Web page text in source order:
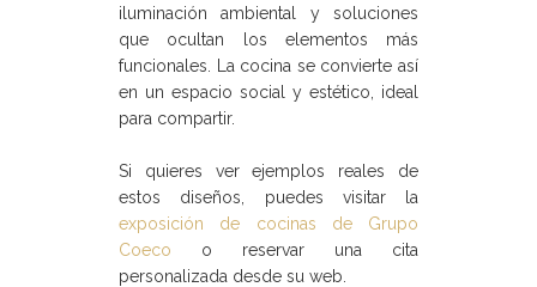
iluminación ambiental y soluciones
que ocultan los elementos más
funcionales. La cocina se convierte así
en un espacio social y estético, ideal
para compartir.
Si quieres ver ejemplos reales de
estos diseños, puedes visitar la
exposición de cocinas de Grupo
Coeco o reservar una cita
personalizada desde su web.